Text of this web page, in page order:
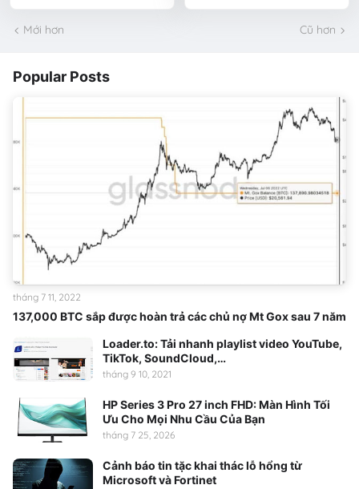
Mới hơn Cũ hơn
Popular Posts
137,000 BTC sắp được hoàn trả các chủ nợ Mt Gox sau 7 năm
tháng 7 11, 2022
Loader.to: Tải nhanh playlist video YouTube,
TikTok, SoundCloud,…
tháng 9 10, 2021
HP Series 3 Pro 27 inch FHD: Màn Hình Tối
Ưu Cho Mọi Nhu Cầu Của Bạn
tháng 7 25, 2026
Cảnh báo tin tặc khai thác lỗ hổng từ
Microsoft và Fortinet